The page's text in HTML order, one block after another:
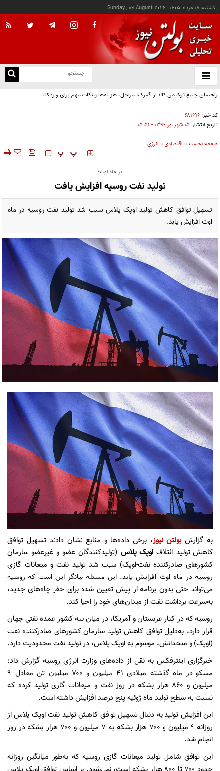
يکشنبه ۱۸ مرداد ۱۴۰۵ |
Sunday , 09 August 2026
باز
و
راهنمای جامع ترخیص کالا از گمرک؛ مراحل، هزینه‌ها و نکات مهم برای واردکنندگان
کد خبر: ۶۸۱۶۹۶
تاریخ انتشار: ۱۵ شهريور ۱۳۹۹ - ۱۵:۵۱
صفحه نخست » اقتصادی » انرژی
‍‍‍ پ پ
در ماه اوت؛
تولید نفت روسیه افزایش یافت
تسهیل توافق کاهش تولید اوپک پلاس سبب شد تولید نفت روسیه در ماه
اوت افزایش یابد.
به گزارشبولتن نیوز، برخی داده‌ها و منابع نشان دادند تسهیل توافق
کاهش تولید ائتلافاوپک پلاس (تولیدکنندگان عضو و غیرعضو سازمان
کشورهای صادرکننده نفت-اوپک) سبب شد تولید نفت و میعانات گازی
روسیه در ماه اوت افزایش یابد. این مسئله بیانگر این است که روسیه
می‌تواند حتی بدون برنامه از پیش تعیین شده برای حفر چاه‌های جدید،
به‌سرعت برداشت نفت از میدان‌های خود را احیا کند.
روسیه که در کنار عربستان و آمریکا، در میان سه کشور عمده نفتی جهان
قرار دارد، به‌دلیل توافق کاهش تولید سازمان کشورهای صادرکننده نفت
(اوپک) و متحدانش، موسوم به اوپک پلاس، در تولید نفت محدودیت دارد.
خبرگزاری اینترفکس به نقل از داده‌های وزارت انرژی روسیه گزارش داد:
مسکو در ماه گذشته میلادی ۴۱ میلیون و ۷۰۰ میلیون تن معادل ۹
میلیون و ۸۶۰ هزار بشکه در روز نفت و میعانات گازی تولید کرده که
نسبت به سطح تولید ماه ژوئیه پنج درصد افزایش داشته است.
این افزایش تولید به دنبال تسهیل توافق کاهش تولید نفت اوپک پلاس از
روزانه ۹ میلیون و ۷۰۰ هزار بشکه به ۷ میلیون و ۷۰۰ هزار بشکه در روز
انجام شد.
این توافق شامل تولید میعانات گازی روسیه که به‌طور میانگین روزانه